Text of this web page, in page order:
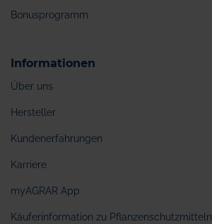
Bonusprogramm
Informationen
Über uns
Hersteller
Kundenerfahrungen
Karriere
myAGRAR App
Käuferinformation zu Pflanzenschutzmitteln